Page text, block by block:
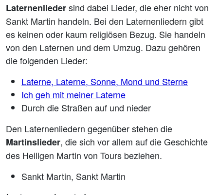
Laternenliedersind dabei Lieder, die eher nicht von
Sankt Martin handeln. Bei den Laternenliedern gibt
es keinen oder kaum religiösen Bezug. Sie handeln
von den Laternen und dem Umzug. Dazu gehören
die folgenden Lieder:
Laterne, Laterne, Sonne, Mond und Sterne
Ich geh mit meiner Laterne
Durch die Straßen auf und nieder
Den Laternenliedern gegenüber stehen die
Martinslieder, die sich vor allem auf die Geschichte
des Heiligen Martin von Tours beziehen.
Sankt Martin, Sankt Martin